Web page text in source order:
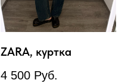
ZARA, куртка
4 500 Руб.